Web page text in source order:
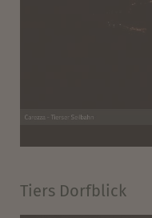
Tiers Dorfblick